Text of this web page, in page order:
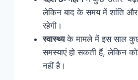
लेकिन बाद के समय में शांति और
रहेगी।
स्वास्थ्यके मामले में इस साल कुछ
समस्याएं हो सकती हैं, लेकिन
नहीं है।